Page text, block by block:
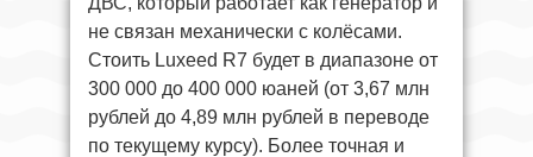
не связан механически с колёсами.
Стоить Luxeed R7 будет в диапазоне от
300 000 до 400 000 юаней (от 3,67 млн
рублей до 4,89 млн рублей в переводе
по текущему курсу). Более точная и